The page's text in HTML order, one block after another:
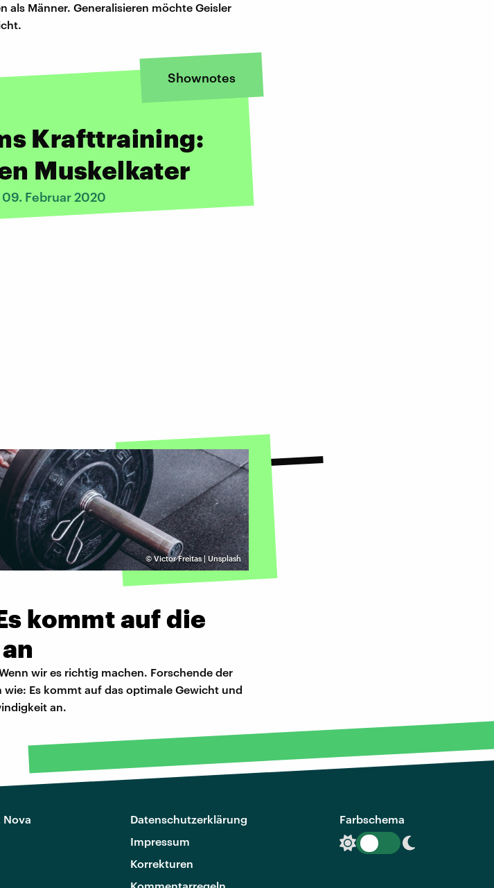
als Männer. Generalisieren möchte Geisler
Shownotes
Krafttraining:
Muskelkater
Februar 2020
©Victor Freitas | Unsplash
kommt auf die
wir es richtig machen. Forschende der
Es kommt auf das optimale Gewicht und
an.
Nova
Datenschutzerklärung
Impressum
Korrekturen
Farbschema